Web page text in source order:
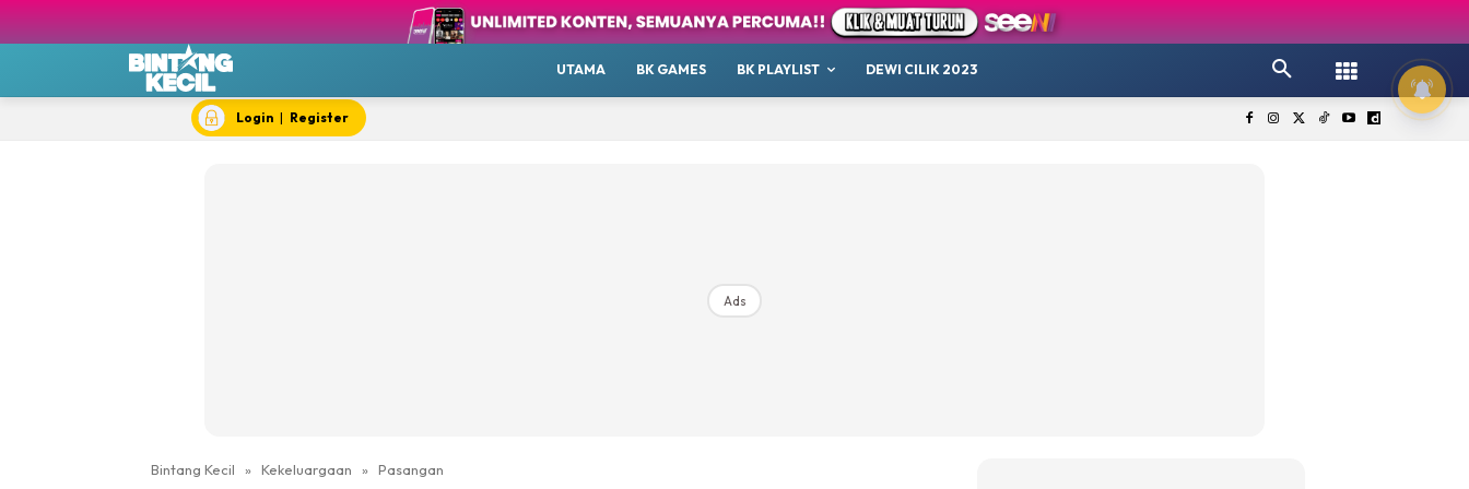
BK Tour
BK Whatsup
UTAMA BK GAMES BK PLAYLIST DEWI CILIK 2023
Login| Register
Ads
Bintang Kecil » Kekeluargaan » Pasangan